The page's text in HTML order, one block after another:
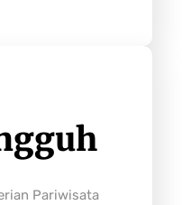
Pariwisata